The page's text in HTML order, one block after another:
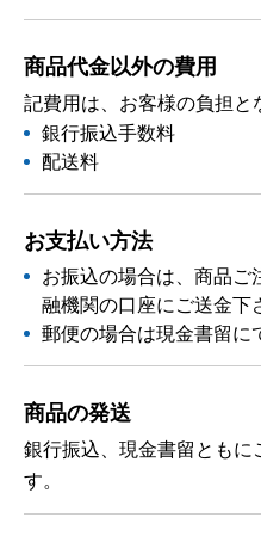
商品代金以外の費用
記費用は、お客様の負担と
銀行振込手数料
配送料
お支払い方法
お振込の場合は、商品ご
融機関の口座にご送金下
郵便の場合は現金書留に
商品の発送
銀行振込、現金書留ともに
す。